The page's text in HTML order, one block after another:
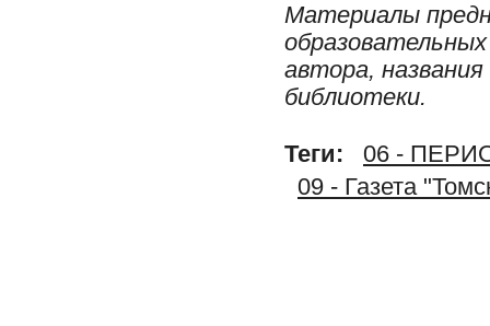
Материалы
автора,
библиотеки.
Теги:
06 -
09 - Газета